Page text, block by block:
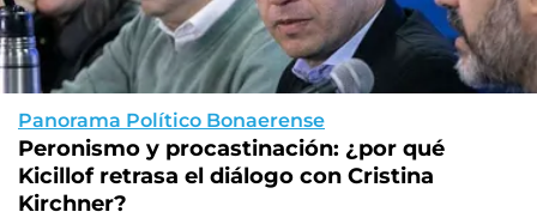
Panorama Político Bonaerense
Peronismo y procastinación: ¿por qué
Kicillof retrasa el diálogo con Cristina
Kirchner?